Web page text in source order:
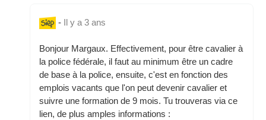
- Il y a 3 ans
Bonjour Margaux. Effectivement, pour être cavalier à
la police fédérale, il faut au minimum être un cadre
de base à la police, ensuite, c'est en fonction des
emplois vacants que l'on peut devenir cavalier et
suivre une formation de 9 mois. Tu trouveras via ce
lien, de plus amples informations :